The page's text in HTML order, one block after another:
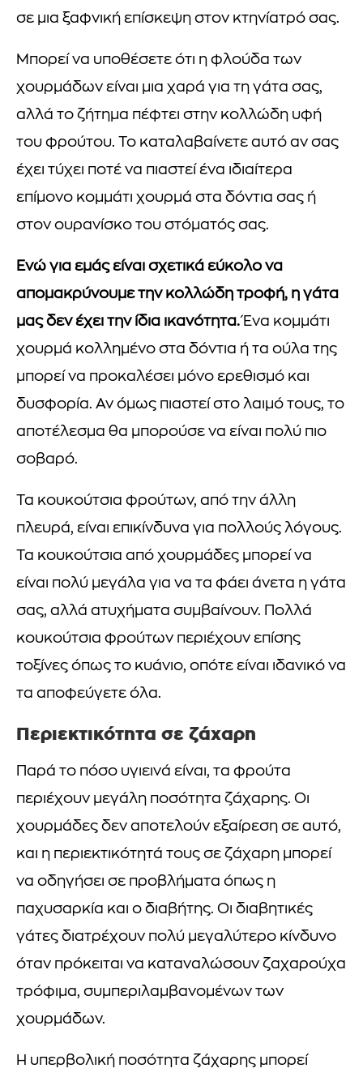
σε μια ξαφνική επίσκεψη στον κτηνίατρό σας.
Μπορεί να υποθέσετε ότι η φλούδα των
χουρμάδων είναι μια χαρά για τη γάτα σας,
αλλά το ζήτημα πέφτει στην κολλώδη υφή
του φρούτου. Το καταλαβαίνετε αυτό αν σας
έχει τύχει ποτέ να πιαστεί ένα ιδιαίτερα
επίμονο κομμάτι χουρμά στα δόντια σας ή
στον ουρανίσκο του στόματός σας.
Ενώ για εμάς είναι σχετικά εύκολο να
απομακρύνουμε την κολλώδη τροφή, η γάτα
μας δεν έχει την ίδια ικανότητα.Ένα κομμάτι
χουρμά κολλημένο στα δόντια ή τα ούλα της
μπορεί να προκαλέσει μόνο ερεθισμό και
δυσφορία. Αν όμως πιαστεί στο λαιμό τους, το
αποτέλεσμα θα μπορούσε να είναι πολύ πιο
σοβαρό.
Τα κουκούτσια φρούτων, από την άλλη
πλευρά, είναι επικίνδυνα για πολλούς λόγους.
Τα κουκούτσια από χουρμάδες μπορεί να
είναι πολύ μεγάλα για να τα φάει άνετα η γάτα
σας, αλλά ατυχήματα συμβαίνουν. Πολλά
κουκούτσια φρούτων περιέχουν επίσης
τοξίνες όπως το κυάνιο, οπότε είναι ιδανικό να
τα αποφεύγετε όλα.
Περιεκτικότητα σε ζάχαρη
Παρά το πόσο υγιεινά είναι, τα φρούτα
περιέχουν μεγάλη ποσότητα ζάχαρης. Οι
χουρμάδες δεν αποτελούν εξαίρεση σε αυτό,
και η περιεκτικότητά τους σε ζάχαρη μπορεί
να οδηγήσει σε προβλήματα όπως η
παχυσαρκία και ο διαβήτης. Οι διαβητικές
γάτες διατρέχουν πολύ μεγαλύτερο κίνδυνο
όταν πρόκειται να καταναλώσουν ζαχαρούχα
τρόφιμα, συμπεριλαμβανομένων των
χουρμάδων.
Η υπερβολική ποσότητα ζάχαρης μπορεί